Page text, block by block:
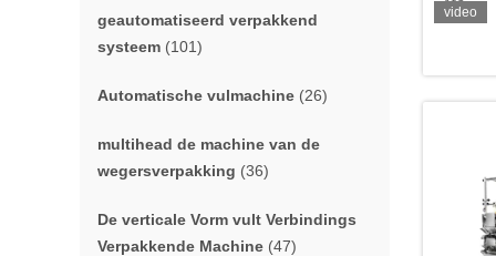
geautomatiseerd verpakkend
systeem (101)
Automatische vulmachine (26)
multihead de machine van de
wegersverpakking (36)
De verticale Vorm vult Verbindings
Verpakkende Machine (47)
video